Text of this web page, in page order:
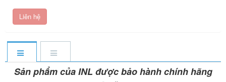
Liên hệ
Sản phẩm của INL được bảo hành chính hãng